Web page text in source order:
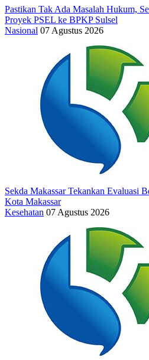
Pastikan Tak Ada Masalah Hukum,
Proyek PSEL ke BPKP Sulsel
Nasional 07 Agustus 2026
Sekda Makassar Tekankan Evaluasi
Kota Makassar
Kesehatan 07 Agustus 2026